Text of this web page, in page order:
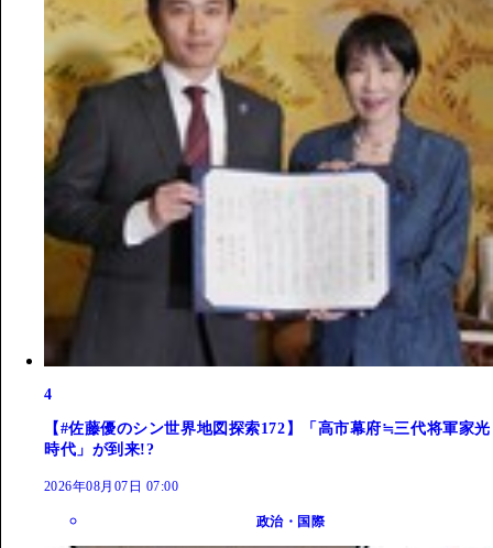
4
【#佐藤優のシン世界地図探索172】「高市幕府≒三代将軍家光
時代」が到来!?
2026年08月07日 07:00
政治・国際